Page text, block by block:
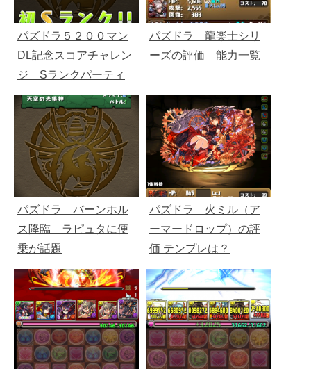
パズドラ５２００マン
DL記念スコアチャレン
ジ Sランクパーティ
ー
パズドラ 龍楽士シリ
ーズの評価 能力一覧
パズドラ バーンホル
ス降臨 ラピュタに便
乗が話題
パズドラ 火ミル（ア
ーマードロップ）の評
価 テンプレは？